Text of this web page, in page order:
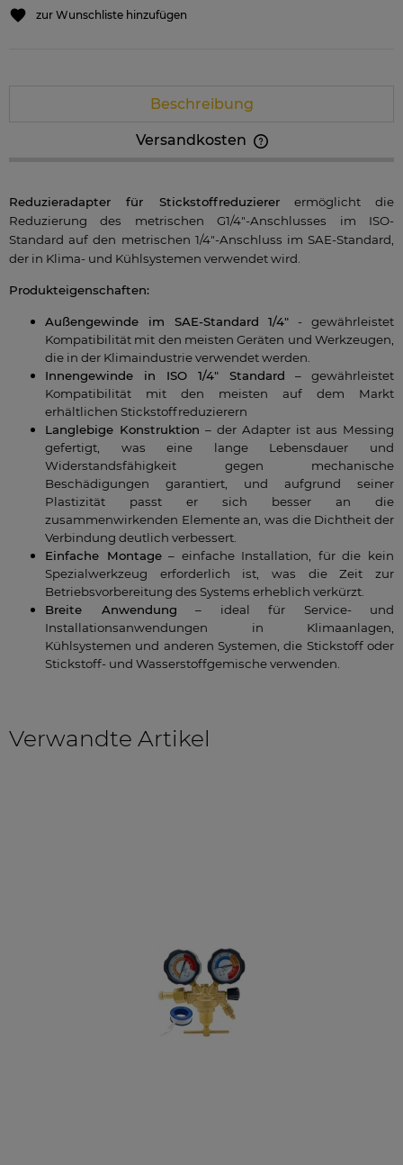
zur Wunschliste hinzufügen
Beschreibung
Versandkosten
Reduzieradapter für Stickstoffreduziererermöglicht die
Reduzierung des metrischen G1/4"-Anschlusses im ISO-
Standard auf den metrischen 1/4"-Anschluss im SAE-Standard,
der in Klima- und Kühlsystemen verwendet wird.
Produkteigenschaften:
Außengewinde im SAE-Standard 1/4" - gewährleistet
Kompatibilität mit den meisten Geräten und Werkzeugen,
die in der Klimaindustrie verwendet werden.
Innengewinde in ISO 1/4" Standard – gewährleistet
Kompatibilität mit den meisten auf dem Markt
erhältlichen Stickstoffreduzierern
Langlebige Konstruktion – der Adapter ist aus Messing
gefertigt, was eine lange Lebensdauer und
Widerstandsfähigkeit gegen mechanische
Beschädigungen garantiert, und aufgrund seiner
Plastizität passt er sich besser an die
zusammenwirkenden Elemente an, was die Dichtheit der
Verbindung deutlich verbessert.
Einfache Montage– einfache Installation, für die kein
Spezialwerkzeug erforderlich ist, was die Zeit zur
Betriebsvorbereitung des Systems erheblich verkürzt.
Breite Anwendung – ideal für Service- und
Installationsanwendungen in Klimaanlagen,
Kühlsystemen und anderen Systemen, die Stickstoff oder
Stickstoff- und Wasserstoffgemische verwenden.
Verwandte Artikel